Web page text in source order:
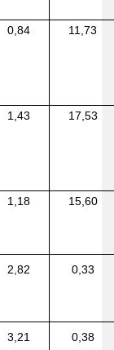
0,84 11,73
1,43 17,53
1,18 15,60
2,82 0,33
3,21 0,38